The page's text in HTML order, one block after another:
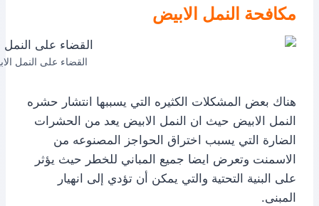
مكافحة النمل الابيض
القضاء على النمل
هناك بعض المشكلات الكثيره التي يسببها انتشار حشره
النمل الابيض حيث ان النمل الابيض يعد من الحشرات
الضارة التي يسبب اختراق الحواجز المصنوعه من
الاسمنت وتعرض ايضا جميع المباني للخطر حيث يؤثر
على البنية التحتية والتي يمكن أن تؤدي إلى انهيار
المبنى.